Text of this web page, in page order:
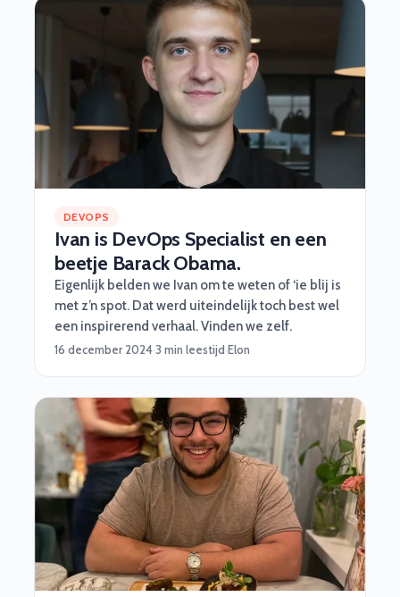
DEVOPS
Ivan is DevOps Specialist en een
beetje Barack Obama.
Eigenlijk belden we Ivan om te weten of ‘ie blij is
met z’n spot. Dat werd uiteindelijk toch best wel
een inspirerend verhaal. Vinden we zelf.
16 december 2024·3 min leestijd·Elon